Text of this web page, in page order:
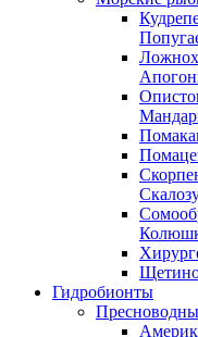
Гидробионты